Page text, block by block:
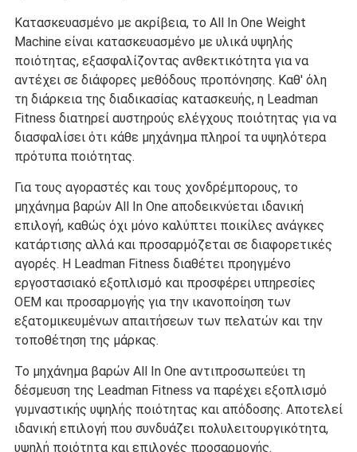
Κατασκευασμένο με ακρίβεια, το All In One Weight
Machine είναι κατασκευασμένο με υλικά υψηλής
ποιότητας, εξασφαλίζοντας ανθεκτικότητα για να
αντέχει σε διάφορες μεθόδους προπόνησης. Καθ' όλη
τη διάρκεια της διαδικασίας κατασκευής, η Leadman
Fitness διατηρεί αυστηρούς ελέγχους ποιότητας για να
διασφαλίσει ότι κάθε μηχάνημα πληροί τα υψηλότερα
πρότυπα ποιότητας.
Για τους αγοραστές και τους χονδρέμπορους, το
μηχάνημα βαρών All In One αποδεικνύεται ιδανική
επιλογή, καθώς όχι μόνο καλύπτει ποικίλες ανάγκες
κατάρτισης αλλά και προσαρμόζεται σε διαφορετικές
αγορές. Η Leadman Fitness διαθέτει προηγμένο
εργοστασιακό εξοπλισμό και προσφέρει υπηρεσίες
OEM και προσαρμογής για την ικανοποίηση των
εξατομικευμένων απαιτήσεων των πελατών και την
τοποθέτηση της μάρκας.
Το μηχάνημα βαρών All In One αντιπροσωπεύει τη
δέσμευση της Leadman Fitness να παρέχει εξοπλισμό
γυμναστικής υψηλής ποιότητας και απόδοσης. Αποτελεί
ιδανική επιλογή που συνδυάζει πολυλειτουργικότητα,
υψηλή ποιότητα και επιλογές προσαρμογής.